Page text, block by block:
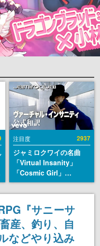
注目度 2937
ジャミロクワイの名曲
「Virtual Insanity」
「Cosmic Girl」
「Canned Heat」公式日
本語字幕付きMVがいき
なり公開！「SUMMER
SONIC 2026」での9年ぶ
りとなる日本公演を記念
して
『サニーサ
産、釣り、自
などやり込み